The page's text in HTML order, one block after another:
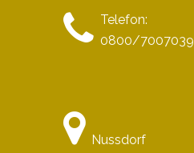
Telefon:
0800/7007039
Nussdorf